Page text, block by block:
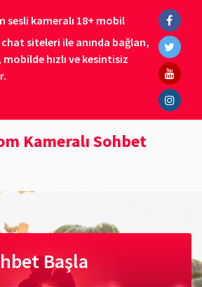
sesli kameralı 18+ mobil
siteleri ile anında bağlan,
hızlı ve kesintisiz
Kameralı Sohbet
Başla